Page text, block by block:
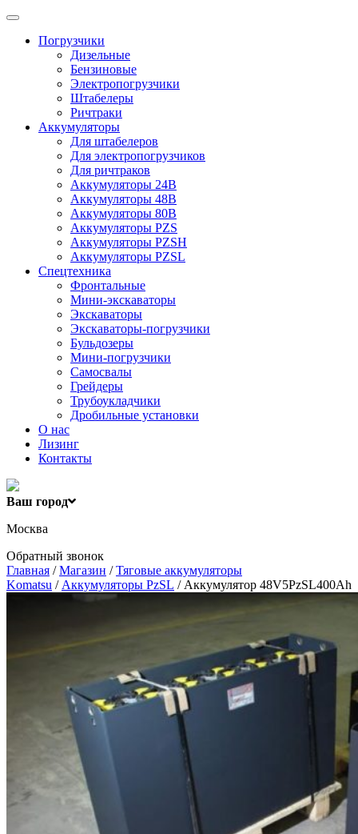
Погрузчики
Дизельные
Бензиновые
Электропогрузчики
Штабелеры
Ричтраки
Аккумуляторы
Для штабелеров
Для электропогрузчиков
Для ричтраков
Аккумуляторы 24В
Аккумуляторы 48В
Аккумуляторы 80В
Аккумуляторы PZS
Аккумуляторы PZSH
Аккумуляторы PZSL
Спецтехника
Фронтальные
Мини-экскаваторы
Экскаваторы
Экскаваторы-погрузчики
Бульдозеры
Мини-погрузчики
Самосвалы
Грейдеры
Трубоукладчики
Дробильные установки
О нас
Лизинг
Контакты
Ваш город
Москва
Обратный звонок
Главная /Магазин /Тяговые аккумуляторы
Komatsu / Аккумуляторы PzSL / Аккумулятор 48V5PzSL400Ah